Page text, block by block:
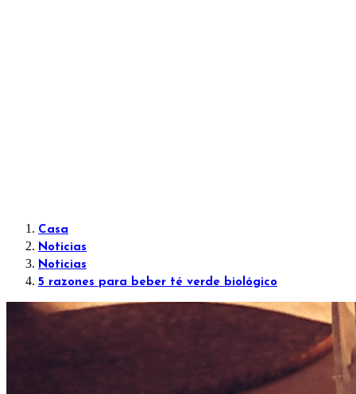
Casa
Noticias
Noticias
5 razones para beber té verde biológico